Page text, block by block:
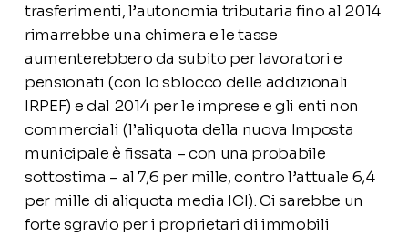
trasferimenti, l’autonomia tributaria fino al 2014
rimarrebbe una chimera e le tasse
aumenterebbero da subito per lavoratori e
pensionati (con lo sblocco delle addizionali
IRPEF) e dal 2014 per le imprese e gli enti non
commerciali (l’aliquota della nuova Imposta
municipale è fissata – con una probabile
sottostima – al 7,6 per mille, contro l’attuale 6,4
per mille di aliquota media ICI). Ci sarebbe un
forte sgravio per i proprietari di immobili